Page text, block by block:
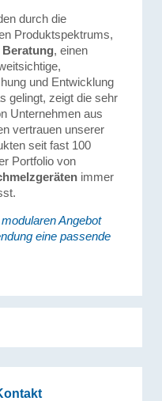
durch die
Produktspektrums,
, einen
und Entwicklung
gelingt, zeigt die sehr
Unternehmen aus
vertrauen unserer
seit fast 100
Portfolio von
immer
Angebot
eine passende